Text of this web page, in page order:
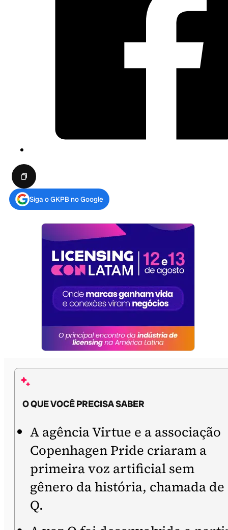
Siga o GKPB no Google
O QUE VOCÊ PRECISA SABER
A agência Virtue e a associação
Copenhagen Pride criaram a
primeira voz artificial sem
gênero da história, chamada de
Q.